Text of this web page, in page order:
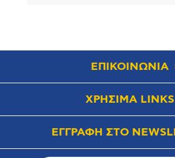
ΕΠΙΚΟΙΝΩΝΙΑ
ΧΡΗΣΙΜΑ LINKS
ΕΓΓΡΑΦΗ ΣΤΟ